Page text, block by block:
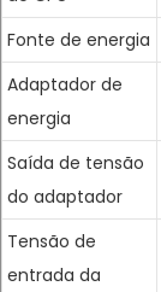
Fonte de energia
Adaptador de
energia
Saída de tensão
do adaptador
Tensão de
entrada da